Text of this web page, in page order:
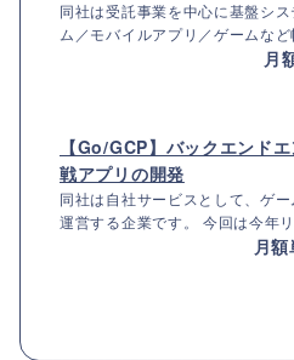
同社は受託事業を中心に基盤シ
ム／モバイルアプリ／ゲームな
月
【Go/GCP】バックエンド
戦アプリの開発
同社は自社サービスとして、ゲ
運営する企業です。 今回は今年
月